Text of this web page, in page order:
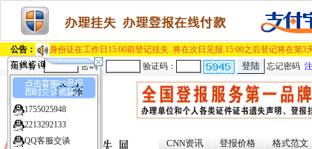
公告：
身份证在工作日15:00前登记挂失..将在次日见报.15:00之后登记将在
用户名：
密码： 验证码： 忘记密码
广东
[切换城市]
CNN资讯 登报价格 格式范文
1755025948
2213292133
QQ客服交谈